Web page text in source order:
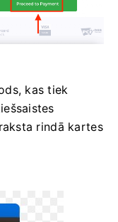
kas tiek
rindā kartes